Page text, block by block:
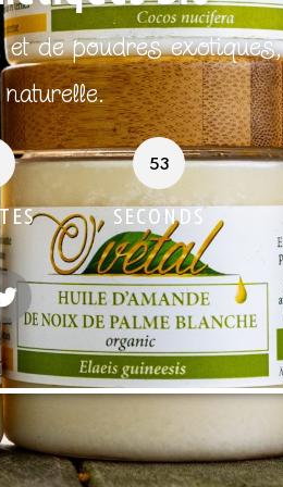
de poudres exotiques,
52
SECONDS